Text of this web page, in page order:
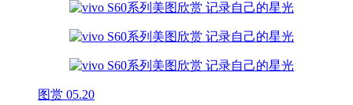
图赏 05.20